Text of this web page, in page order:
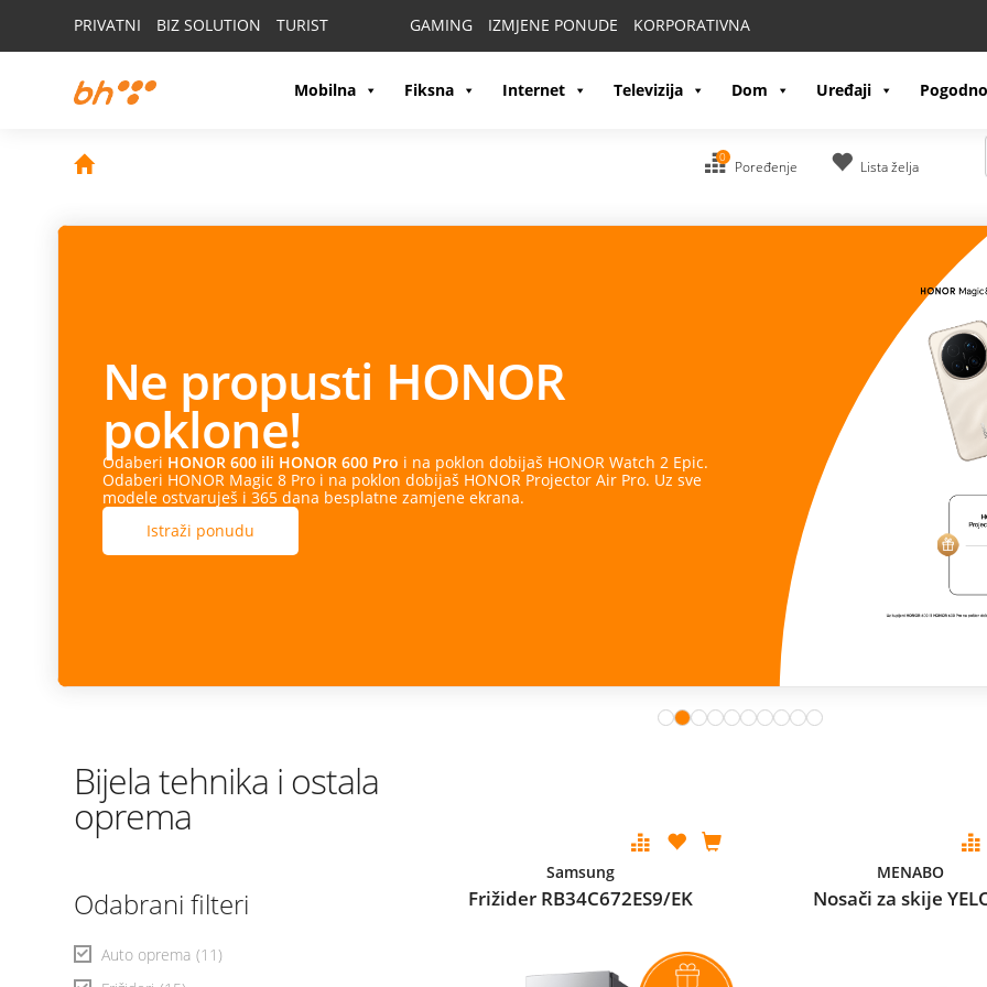
PRIVATNI BIZ SOLUTION TURIST GAMING IZMJENE PONUDE KORPORATIVNA
Mobilna Fiksna Internet Televizija Dom Uređaji
0
Poređenje Lista želja
Vaš partner u pokretu
Apple Watch
spaja stil, inovaciju i napredne funkcije u jednom uređaju. Pratite svoje
zdravlje, treninge i obaveze, ostanite povezani i budite spremni za svaki izazov.
Pronađite model koji odgovara vašem načinu života.
Istraži ponudu
Bijela tehnika i ostala
oprema
Odabrani filteri
Auto oprema (11)
Samsung
Frižider RB34C672ES9/EK
MENABO
Nosači za skije